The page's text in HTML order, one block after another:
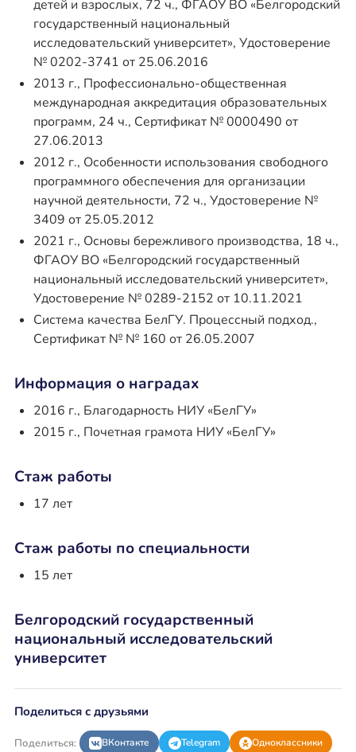
детей и взрослых, 72 ч., ФГАОУ ВО «Белгородский
государственный национальный
исследовательский университет», Удостоверение
№ 0202-3741 от 25.06.2016
2013 г., Профессионально-общественная
международная аккредитация образовательных
программ, 24 ч., Сертификат № 0000490 от
27.06.2013
2012 г., Особенности использования свободного
программного обеспечения для организации
научной деятельности, 72 ч., Удостоверение №
3409 от 25.05.2012
2021 г., Основы бережливого производства, 18 ч.,
ФГАОУ ВО «Белгородский государственный
национальный исследовательский университет»,
Удостоверение № 0289-2152 от 10.11.2021
Система качества БелГУ. Процессный подход.,
Сертификат № № 160 от 26.05.2007
Информация о наградах
2016 г., Благодарность НИУ «БелГУ»
2015 г., Почетная грамота НИУ «БелГУ»
Стаж работы
17 лет
Стаж работы по специальности
15 лет
Белгородский государственный
национальный исследовательский
университет
Поделиться с друзьями
Поделиться: ВКонтакте Telegram
Одноклассники